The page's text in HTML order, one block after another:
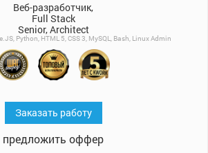
Веб-разработчик,
Full Stack
Senior, Architect
Python, HTML 5, CSS 3, MySQL, Bash, Linux Admin
Заказать работу
предложить оффер